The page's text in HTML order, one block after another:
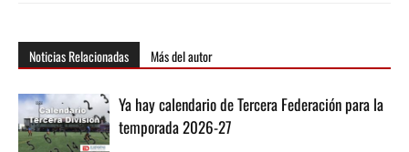
Noticias Relacionadas Más del autor
Ya hay calendario de Tercera Federación para la
temporada 2026-27